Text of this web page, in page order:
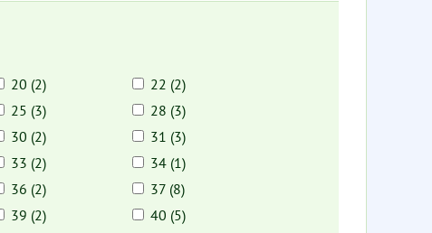
20 (2)
22 (2)
25 (3)
28 (3)
30 (2)
31 (3)
33 (2)
34 (1)
36 (2)
37 (8)
39 (2)
40 (5)